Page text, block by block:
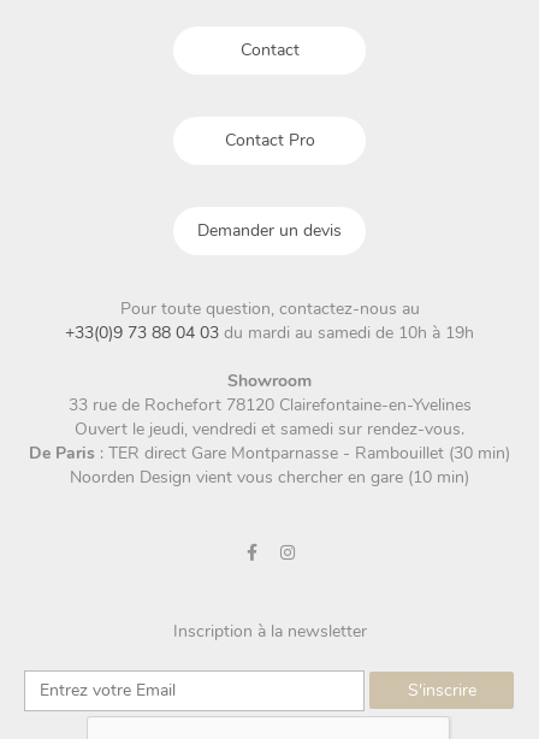
Contact
Contact Pro
Demander un devis
Pour toute question, contactez-nous au
+33(0)9 73 88 04 03 du mardi au samedi de 10h à 19h
Showroom
33 rue de Rochefort 78120 Clairefontaine-en-Yvelines
Ouvert le jeudi, vendredi et samedi sur rendez-vous.
De Paris : TER direct Gare Montparnasse - Rambouillet (30 min)
Noorden Design vient vous chercher en gare (10 min)
Inscription à la newsletter